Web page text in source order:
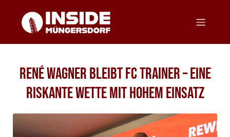
René Wagner bleibt FC Trainer – eine
riskante Wette mit hohem Einsatz